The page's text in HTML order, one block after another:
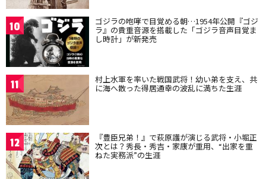
10 ゴジラの咆哮で目覚める朝…1954年公開『ゴジ
ラ』の貴重音源を搭載した「ゴジラ音声目覚ま
し時計」が新発売
11 村上水軍を率いた戦国武将！幼い弟を支え、共
に海へ散った得居通幸の波乱に満ちた生涯
12 『豊臣兄弟！』で萩原護が演じる武将・小堀正
次とは？秀長・秀吉・家康が重用、“出家を重
ねた実務派”の生涯